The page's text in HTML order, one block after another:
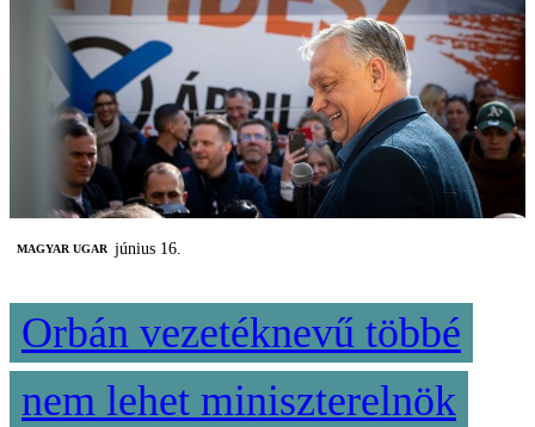
MAGYAR UGAR június 16.
Orbán vezetéknevű többé
nem lehet miniszterelnök